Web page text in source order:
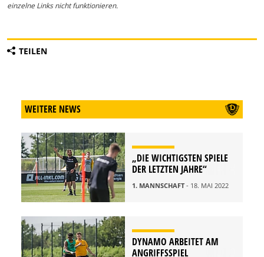
einzelne Links nicht funktionieren.
TEILEN
WEITERE NEWS
„DIE WICHTIGSTEN SPIELE
DER LETZTEN JAHRE“
1. MANNSCHAFT- 18. MAI 2022
DYNAMO ARBEITET AM
ANGRIFFSSPIEL